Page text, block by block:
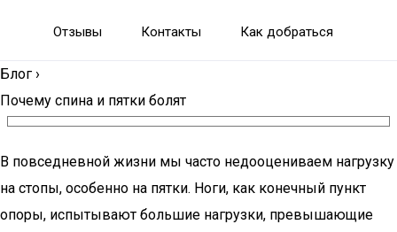
Отзывы Контакты Как добраться
Блог ›
Почему спина и пятки болят
В повседневной жизни мы часто недооцениваем нагрузку
на стопы, особенно на пятки. Ноги, как конечный пункт
опоры, испытывают большие нагрузки, превышающие